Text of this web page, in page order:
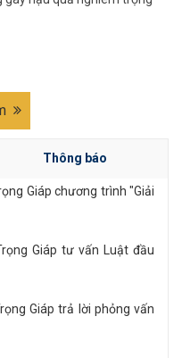
Thông báo
Giáp chương trình "Giải
Giáp tư vấn Luật đầu
Giáp trả lời phỏng vấn